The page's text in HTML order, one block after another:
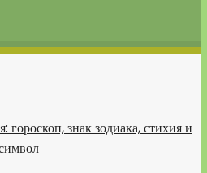
знак зодиака, стихия и